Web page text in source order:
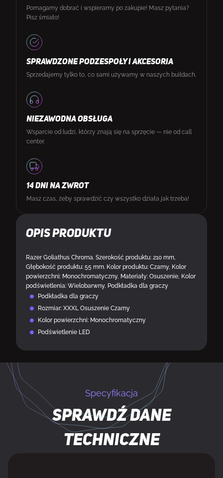
Opis produktu
Razer Goliathus Chroma. Szerokość produktu: 210 mm,
Głębokość produktu: 55 mm. Kolor produktu: Czarny, Kolor
powierzchni: Monochromatyczny, Materiały: Osuszenie, Kolor
podświetlenia: Wielobarwny, Podkładka dla graczy
Podkładka dla graczy
Rozmiar: XXXL Osuszenie Czarny
Kolor powierzchni: Monochromatyczny
Podświetlenie LED
Pomagamy dobrać i wspieramy po zakupie! Masz pytania?
Pisz śmiało!
SPRAWDZONE PODZESPOŁY I AKCESORIA
Sprzedajemy tylko to, co sami używamy w naszych buildach.
NIEZAWODNA OBSŁUGA
Wsparcie od ludzi, którzy znają się na sprzęcie — nie od call
center.
14 DNI NA ZWROT
Masz czas, żeby sprawdzić czy wszystko działa jak trzeba!
Specyfikacja
Sprawdź dane
techniczne